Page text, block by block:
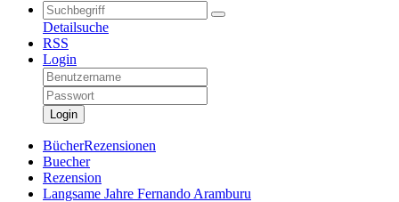
Detailsuche
RSS
Login
Login
BücherRezensionen
Buecher
Rezension
Langsame Jahre Fernando Aramburu